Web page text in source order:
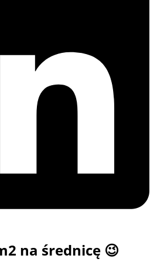
na średnicę 😉